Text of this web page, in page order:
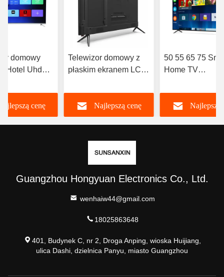
domowy
Hotel Uhd
cenę
Telewizor domowy z
płaskim ekranem LCD
Wysokiej
rozdzielczości Smart
TV 98 100 105 110
Najlepszą cenę
50 55 65 75
Home TV
TV Z Wi-Fi OEM
Najlepszą
Guangzhou Hongyuan Electronics Co., Ltd.
wenhaiw44@gmail.com
18025863648
401, Budynek C, nr 2, Droga Anping, wioska Huijiang,
ulica Dashi, dzielnica Panyu, miasto Guangzhou